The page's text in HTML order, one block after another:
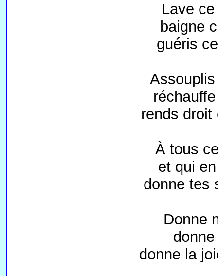
Lave
baigne
guéris
rends
À tous
et qui
donne tes
Donne
donne la